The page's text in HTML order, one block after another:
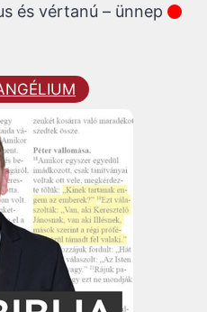
és vértanú – ünnep